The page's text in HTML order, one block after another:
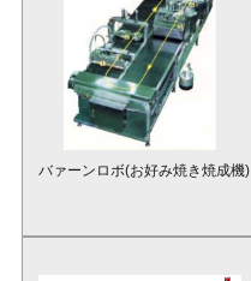
バァーンロボ(お好み焼き焼成機)